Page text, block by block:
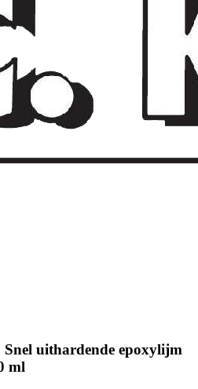
uithardende epoxylijm
ml